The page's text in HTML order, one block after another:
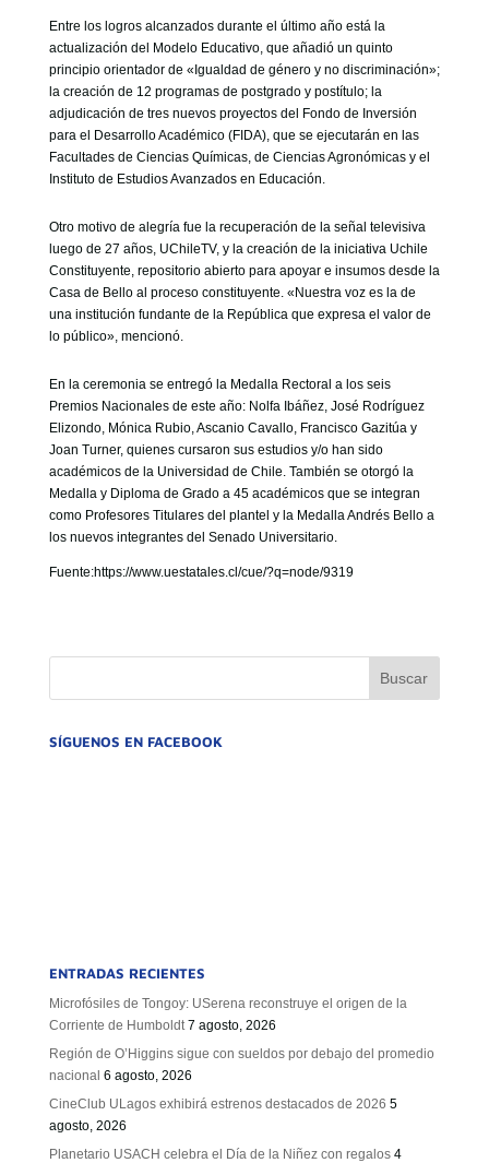
Entre los logros alcanzados durante el último año está la
actualización del Modelo Educativo, que añadió un quinto
principio orientador de «Igualdad de género y no discriminación»;
la creación de 12 programas de postgrado y postítulo; la
adjudicación de tres nuevos proyectos del Fondo de Inversión
para el Desarrollo Académico (FIDA), que se ejecutarán en las
Facultades de Ciencias Químicas, de Ciencias Agronómicas y el
Instituto de Estudios Avanzados en Educación.
Otro motivo de alegría fue la recuperación de la señal televisiva
luego de 27 años, UChileTV, y la creación de la iniciativa Uchile
Constituyente, repositorio abierto para apoyar e insumos desde la
Casa de Bello al proceso constituyente. «Nuestra voz es la de
una institución fundante de la República que expresa el valor de
lo público», mencionó.
En la ceremonia se entregó la Medalla Rectoral a los seis
Premios Nacionales de este año: Nolfa Ibáñez, José Rodríguez
Elizondo, Mónica Rubio, Ascanio Cavallo, Francisco Gazitúa y
Joan Turner, quienes cursaron sus estudios y/o han sido
académicos de la Universidad de Chile. También se otorgó la
Medalla y Diploma de Grado a 45 académicos que se integran
como Profesores Titulares del plantel y la Medalla Andrés Bello a
los nuevos integrantes del Senado Universitario.
Fuente:https://www.uestatales.cl/cue/?q=node/9319
SÍGUENOS EN FACEBOOK
ENTRADAS RECIENTES
Microfósiles de Tongoy: USerena reconstruye el origen de la
Corriente de Humboldt 7 agosto, 2026
Región de O’Higgins sigue con sueldos por debajo del promedio
nacional 6 agosto, 2026
CineClub ULagos exhibirá estrenos destacados de 2026 5
agosto, 2026
Planetario USACH celebra el Día de la Niñez con regalos 4